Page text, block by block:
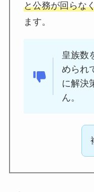
と公務が回らな
ます。
皇族数
められ
に解決
ん。